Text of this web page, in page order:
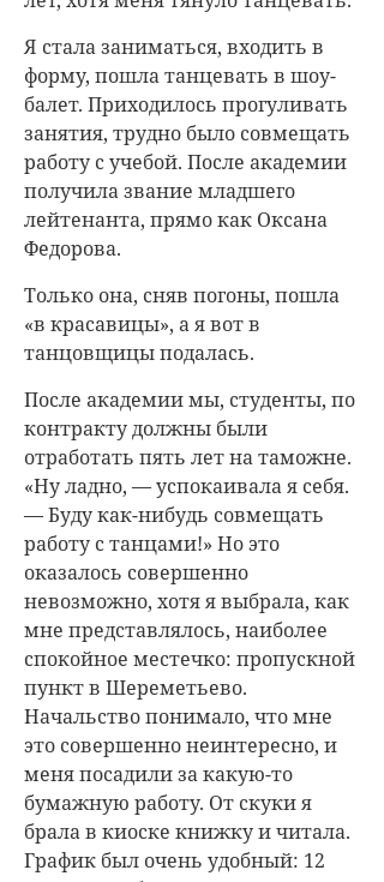
Я стала заниматься, входить в
форму, пошла танцевать в шоу-
балет. Приходилось прогуливать
занятия, трудно было совмещать
работу с учебой. После академии
получила звание младшего
лейтенанта, прямо как Оксана
Федорова.
Только она, сняв погоны, пошла
«в красавицы», а я вот в
танцовщицы подалась.
После академии мы, студенты, по
контракту должны были
отработать пять лет на таможне.
«Ну ладно, — успокаивала я себя.
— Буду как-нибудь совмещать
работу с танцами!» Но это
оказалось совершенно
невозможно, хотя я выбрала, как
мне представлялось, наиболее
спокойное местечко: пропускной
пункт в Шереметьево.
Начальство понимало, что мне
это совершенно неинтересно, и
меня посадили за какую-то
бумажную работу. От скуки я
брала в киоске книжку и читала.
График был очень удобный: 12